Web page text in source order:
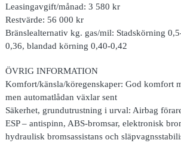
Leasingavgift/månad: 3 580 kr
Restvärde: 56 000 kr
Bränslealternativ kg. gas/mil: Stadskörning
0,36, blandad körning 0,40-0,42
ÖVRIG INFORMATION
Komfort/känsla/köregenskaper: God komfort
men automatlådan växlar sent
Säkerhet, grundutrustning i urval: Airbag
ESP – antispinn, ABS-bromsar, elektronisk
hydraulisk bromsassistans och